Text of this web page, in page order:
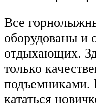
Все
оборудованы и
отдыхающих.
только
подъемниками.
кататься